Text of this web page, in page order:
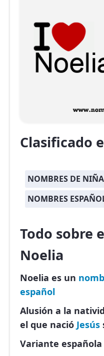
Clasificado
NOMBRES DE NIÑA
NOMBRES
Todo sobre
Noelia
Noelia es un
español
Alusión a la
el que nació Jesús
Variante española